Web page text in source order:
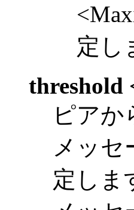
定し
threshold
ピアか
メッセ
定しま